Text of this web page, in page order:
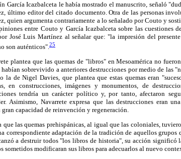
García Icazbalceta le había mostrado el manuscrito, señaló
último editor del citado documento. Otra de las personas
quien argumenta contrariamente a lo señalado por Couto y
entre Couto y García Icazbalceta sobre las cuestiones
José Luis Martínez al señalar que: "la impresión del
son auténticos". 25
plantea que las quemas de "libros" en Mesoamérica no
sobrevivido a anteriores destrucciones por medio de las
la de Nigel Davies, que plantea que estas quemas eran
en construcciones, imágenes y monumentos, de
tendría un carácter político y, por tanto, afectaron
Asimismo, Navarrete expresa que las destrucciones eran
capacidad de reinvención y regeneración.
que las quemas prehispánicas, al igual que las coloniales,
correspondiente adaptación de la tradición de aquellos grupos
a destruir todos "los libros de historia", su acción significó
sometidos modificaran sus libros para adecuarlos al nuevo